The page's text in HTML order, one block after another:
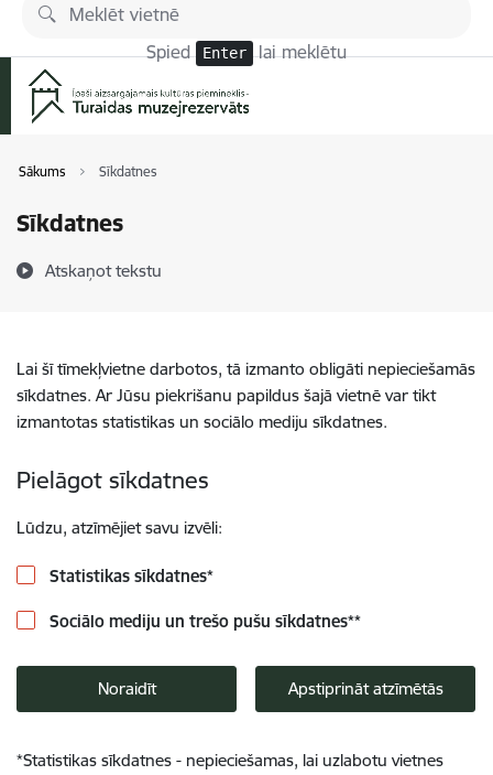
Pāriet uz lapas saturu
Spied Enter lai meklētu
Sākums Sīkdatnes
Sīkdatnes
Atskaņot tekstu
Lai šī tīmekļvietne darbotos, tā izmanto obligāti nepieciešamās
sīkdatnes. Ar Jūsu piekrišanu papildus šajā vietnē var tikt
izmantotas statistikas un sociālo mediju sīkdatnes.
Pielāgot sīkdatnes
Lūdzu, atzīmējiet savu izvēli:
Statistikas sīkdatnes*
Sociālo mediju un trešo pušu sīkdatnes**
Noraidīt Apstiprināt atzīmētās
*Statistikas sīkdatnes - nepieciešamas, lai uzlabotu vietnes